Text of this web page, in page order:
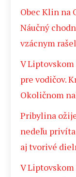
Obec Klin na
Náučný
vzácnym
V
pre vodičov.
Okoličnom
Pribylina
nedeľu
aj tvorivé
V